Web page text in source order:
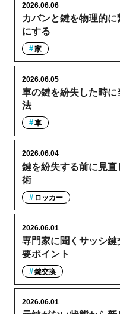
カバンと鍵を物理的
にする
2026.06.06
家
車の鍵を紛失した時
法
2026.06.05
車
鍵を紛失する前に見
術
2026.06.04
ロッカー
専門家に聞くサッシ
要ポイント
2026.06.01
鍵交換
2026.06.01